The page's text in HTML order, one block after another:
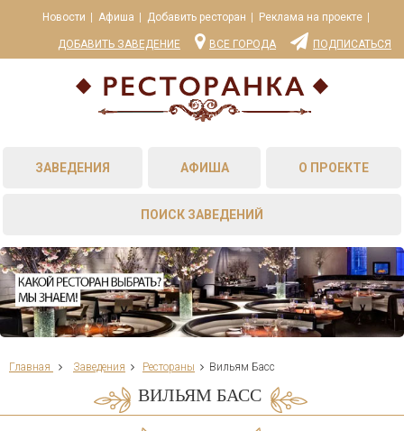
Новости Афиша Добавить ресторан Реклама на проекте
ДОБАВИТЬ ЗАВЕДЕНИЕ ВСЕ ГОРОДА ПОДПИСАТЬСЯ
ЗАВЕДЕНИЯ АФИША О ПРОЕКТЕ
ПОИСК ЗАВЕДЕНИЙ
Главная Заведения Рестораны Вильям Басс
ВИЛЬЯМ БАСС